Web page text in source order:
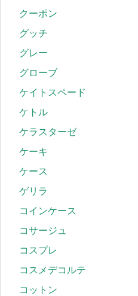
クーポン
グッチ
グレー
グローブ
ケイトスペード
ケトル
ケラスターゼ
ケーキ
ケース
ゲリラ
コインケース
コサージュ
コスプレ
コスメデコルテ
コットン